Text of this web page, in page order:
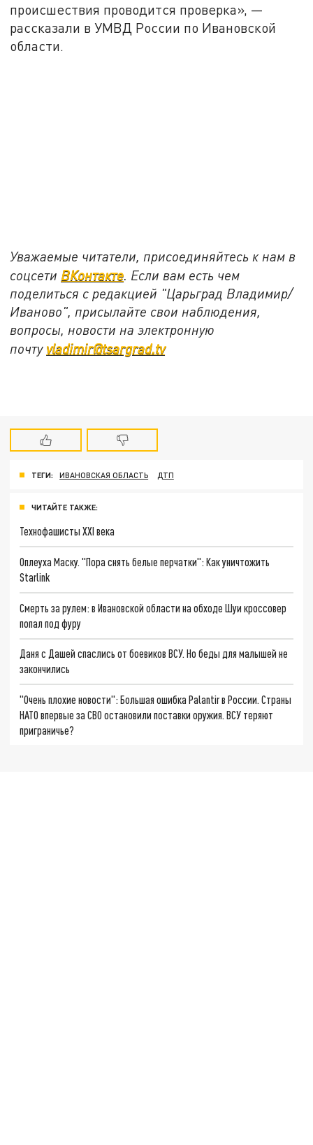
происшествия проводится проверка», —
рассказали в УМВД России по Ивановской
области.
Уважаемые читатели, присоединяйтесь к нам в
соцсети ВКонтакте. Если вам есть чем
поделиться с редакцией "Царьград Владимир/
Иваново", присылайте свои наблюдения,
вопросы, новости на электронную
почту vladimir@tsargrad.tv
ТЕГИ: ИВАНОВСКАЯ ОБЛАСТЬ ДТП
ЧИТАЙТЕ ТАКЖЕ:
Технофашисты XXI века
Оплеуха Маску. "Пора снять белые перчатки": Как уничтожить
Starlink
Смерть за рулем: в Ивановской области на обходе Шуи кроссовер
попал под фуру
Даня с Дашей спаслись от боевиков ВСУ. Но беды для малышей не
закончились
"Очень плохие новости": Большая ошибка Palantir в России. Страны
НАТО впервые за СВО остановили поставки оружия. ВСУ теряют
приграничье?